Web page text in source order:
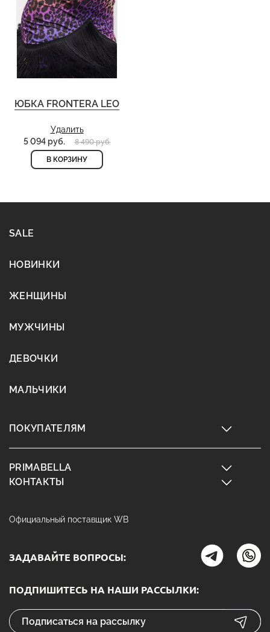
ЮБКА FRONTERA LEO
Удалить
5 094 руб.
8 490 руб.
В КОРЗИНУ
SALE
НОВИНКИ
ЖЕНЩИНЫ
МУЖЧИНЫ
ДЕВОЧКИ
МАЛЬЧИКИ
ПОКУПАТЕЛЯМ
PRIMABELLA
КОНТАКТЫ
Официальный поставщик WB
ЗАДАВАЙТЕ ВОПРОСЫ:
ПОДПИШИТЕСЬ НА НАШИ РАССЫЛКИ: